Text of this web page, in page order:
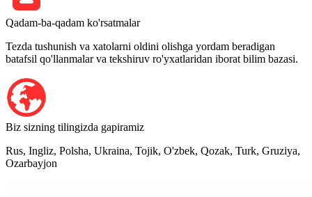
Qadam-ba-qadam ko'rsatmalar
Tezda tushunish va xatolarni oldini olishga yordam beradigan
batafsil qo'llanmalar va tekshiruv ro'yxatlaridan iborat bilim bazasi.
Biz sizning tilingizda gapiramiz
Rus, Ingliz, Polsha, Ukraina, Tojik, O'zbek, Qozak, Turk, Gruziya,
Ozarbayjon